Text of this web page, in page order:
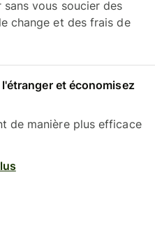
vous soucier des
change et des frais de
et économisez
de manière plus efficace